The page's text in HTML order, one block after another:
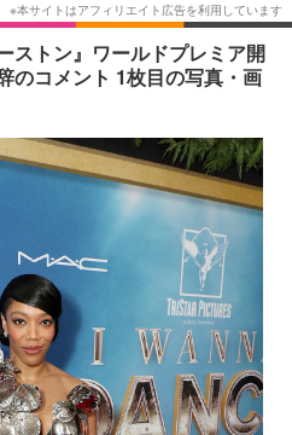
韓国・芸能
スポーツ
その他
グルメ
ショッピング
ストン』ワールドプレミア開
のコメント 1枚目の写真・画